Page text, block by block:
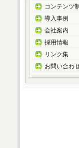
コンテンツ
導入事例
会社案内
採用情報
リンク集
お問い合わ